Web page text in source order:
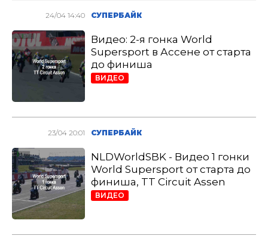
24/04 14:40 СУПЕРБАЙК
Видео: 2-я гонка World
Supersport в Ассене от старта
до финиша
ВИДЕО
23/04 20:01 СУПЕРБАЙК
NLDWorldSBK - Видео 1 гонки
World Supersport от старта до
финиша, TT Circuit Assen
ВИДЕО